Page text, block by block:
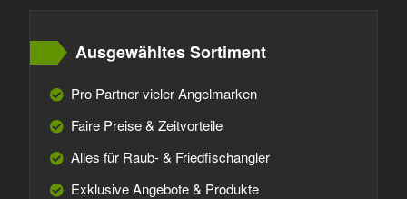
Ausgewähltes Sortiment
Pro Partner vieler Angelmarken
Faire Preise & Zeitvorteile
Alles für Raub- & Friedfischangler
Exklusive Angebote & Produkte